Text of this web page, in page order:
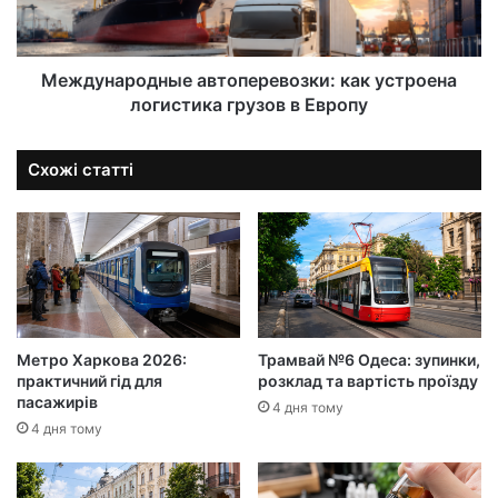
Международные автоперевозки: как устроена
логистика грузов в Европу
Схожі статті
Метро Харкова 2026:
практичний гід для
пасажирів
4 дня тому
Трамвай №6 Одеса: зупинки,
розклад та вартість проїзду
4 дня тому